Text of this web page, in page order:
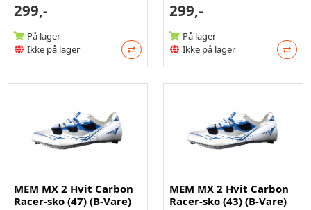
299,-
På lager
Ikke på lager
299,-
På lager
Ikke på lager
MEM MX 2 Hvit Carbon
Racer-sko (47) (B-Vare)
MEM MX 2 Hvit Carbon
Racer-sko (43) (B-Vare)